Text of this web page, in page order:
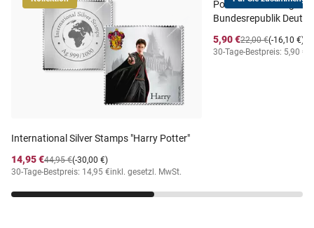
International Silver Stamps "Harry Potter"
14,95 €
(-30,00 €)
44,95 €
30-Tage-Bestpreis: 14,95 €inkl. gesetzl. MwSt.
Postfrischer Jahrgang
Bundesrepublik
5,90 €
(-16,10 €)
22,00 €
30-Tage-Bestpreis: 5,90 €